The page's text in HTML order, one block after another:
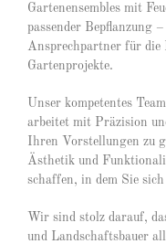
Gartenensembles mit
passender Bepflanzung
Ansprechpartner für
Gartenprojekte.
Unser kompetentes
arbeitet mit Präzision
Ihren Vorstellungen zu
Ästhetik und
schaffen, in dem Sie
Wir sind stolz darauf,
und Landschaftsbauer